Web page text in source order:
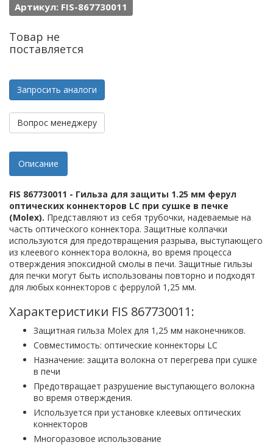
Артикул: FIS-867730011
Товар не
поставляется
Запросить аналоги
Вопрос менеджеру
Описание
FIS 867730011 - Гильза для защиты 1.25 мм ферул
оптических коннекторов LC при сушке в печке
(Molex). Представляют из себя трубочки, надеваемые на
часть оптического коннектора. Защитные колпачки
используются для предотвращения разрыва, выступающего
из клеевого коннектора волокна, во время процесса
отверждения эпоксидной смолы в печи. Защитные гильзы
для печки могут быть использованы повторно и подходят
для любых коннекторов с феррулой 1,25 мм.
Характеристики FIS 867730011:
Защитная гильза Molex для 1,25 мм наконечников.
Совместимость: оптические коннекторы LC
Назначение: защита волокна от перегрева при сушке
в печи
Предотвращает разрушение выступающего волокна
во время отверждения.
Используется при установке клеевых оптических
коннекторов
Многоразовое использование